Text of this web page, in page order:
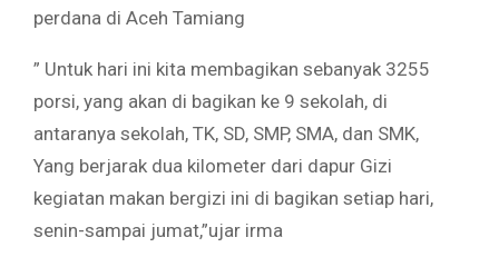
perdana di Aceh Tamiang
” Untuk hari ini kita membagikan sebanyak 3255
porsi, yang akan di bagikan ke 9 sekolah, di
antaranya sekolah, TK, SD, SMP, SMA, dan SMK,
Yang berjarak dua kilometer dari dapur Gizi
kegiatan makan bergizi ini di bagikan setiap hari,
senin-sampai jumat,”ujar irma